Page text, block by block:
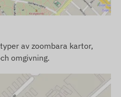
programvaran. Vi
några åtgärder gällande
använda vår
vänligen köp även
av zoombara kartor,
omgivning.